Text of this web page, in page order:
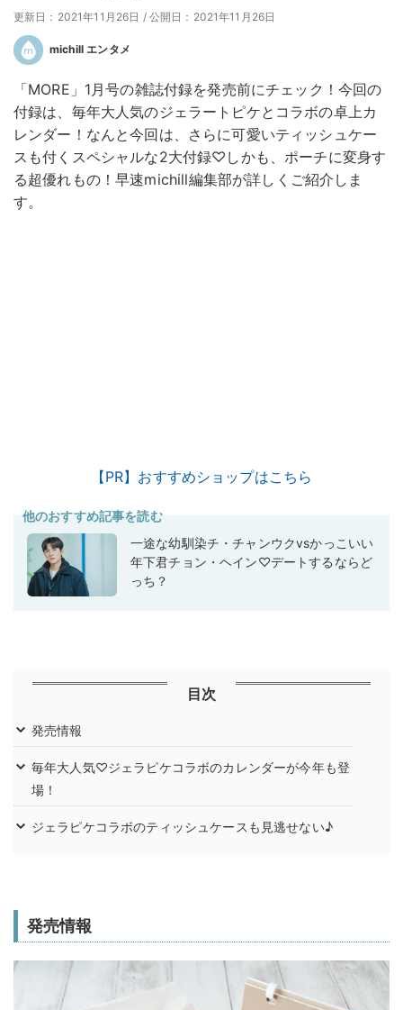
更新日：2021年11月26日 / 公開日：2021年11月26日
michill エンタメ
「MORE」1月号の雑誌付録を発売前にチェック！今回の
付録は、毎年大人気のジェラートピケとコラボの卓上カ
レンダー！なんと今回は、さらに可愛いティッシュケー
スも付くスペシャルな2大付録♡しかも、ポーチに変身す
る超優れもの！早速michill編集部が詳しくご紹介しま
す。
【PR】おすすめショップはこちら
他のおすすめ記事を読む
一途な幼馴染チ・チャンウクvsかっこいい
年下君チョン・ヘイン♡デートするならど
っち？
目次
発売情報
毎年大人気♡ジェラピケコラボのカレンダーが今年も登
場！
ジェラピケコラボのティッシュケースも見逃せない♪
発売情報